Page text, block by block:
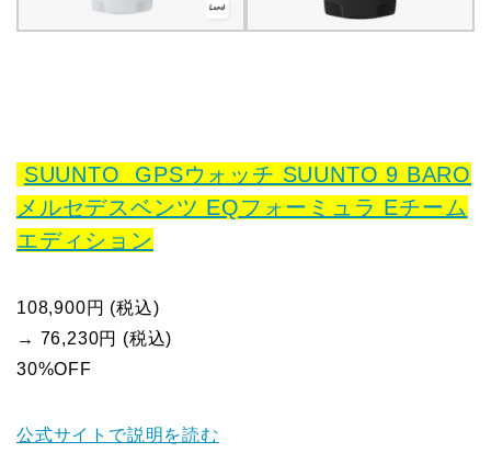
SUUNTO GPSウォッチ SUUNTO 9 BARO
メルセデスベンツ EQフォーミュラ Eチーム
エディション
108,900円 (税込)
→ 76,230円 (税込)
30%OFF
公式サイトで説明を読む